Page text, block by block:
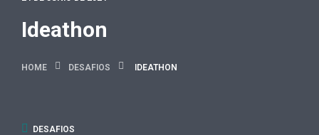
Ideathon
HOME DESAFIOS IDEATHON
DESAFIOS